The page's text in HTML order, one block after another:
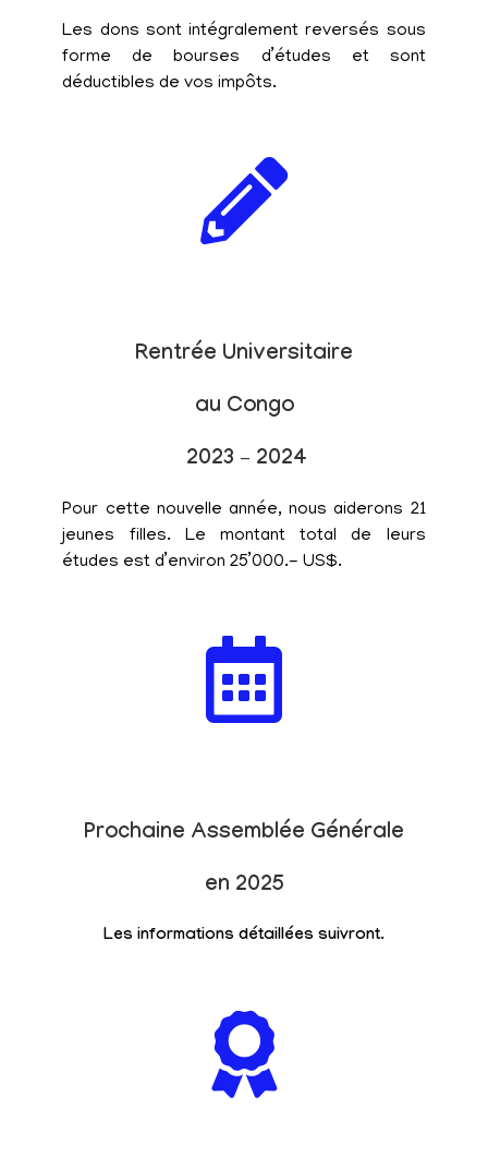
Les dons sont intégralement reversés sous
forme de bourses d’études et sont
déductibles de vos impôts.
Rentrée Universitaire
au Congo
2023 – 2024
Pour cette nouvelle année, nous aiderons 21
jeunes filles. Le montant total de leurs
études est d’environ 25’000.- US$.
Prochaine Assemblée Générale
en 2025
Les informations détaillées suivront.